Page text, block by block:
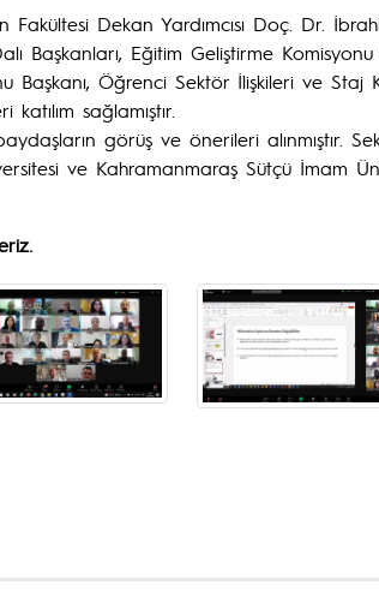
Dekan Yardımcısı Doç. Dr.
Başkanları, Eğitim Geliştirme
Başkanı, Öğrenci Sektör İlişkileri ve
sağlamıştır.
görüş ve önerileri alınmıştır.
ve Kahramanmaraş Sütçü İmam